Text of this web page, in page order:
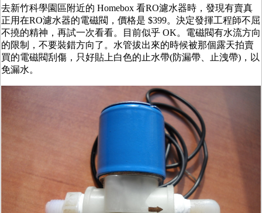
去新竹科學園區附近的 Homebox 看RO濾水器時，發現有賣真
正用在RO濾水器的電磁閥，價格是 $399。決定發揮工程師不屈
不撓的精神，再試一次看看。目前似乎 OK。電磁閥有水流方向
的限制，不要裝錯方向了。水管拔出來的時候被那個露天拍賣
買的電磁閥刮傷，只好貼上白色的止水帶(防漏帶、止洩帶)，以
免漏水。